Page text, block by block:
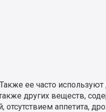
ее часто
других веществ,
аппетита,